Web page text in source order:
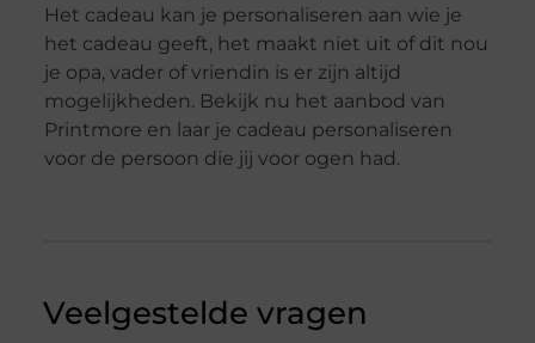
Het cadeau kan je personaliseren aan wie je
het cadeau geeft, het maakt niet uit of dit nou
je opa, vader of vriendin is er zijn altijd
mogelijkheden. Bekijk nu het aanbod van
Printmore en laar je cadeau personaliseren
voor de persoon die jij voor ogen had.
Veelgestelde vragen